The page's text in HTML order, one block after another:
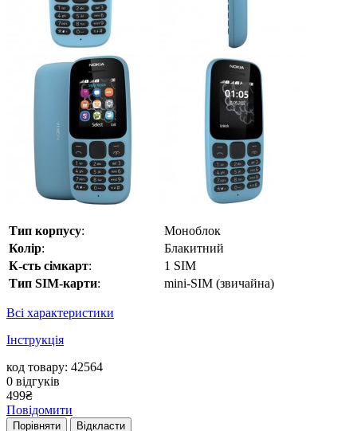
Тип корпусу:
Моноблок
Колір:
Блакитний
К-сть сімкарт:
1 SIM
Тип SIM-карти: mini-SIM (звичайна)
Всі характеристики
Інструкція
код товару: 42564
0 відгуків
499₴
Повідомити
Порівняти Відкласти